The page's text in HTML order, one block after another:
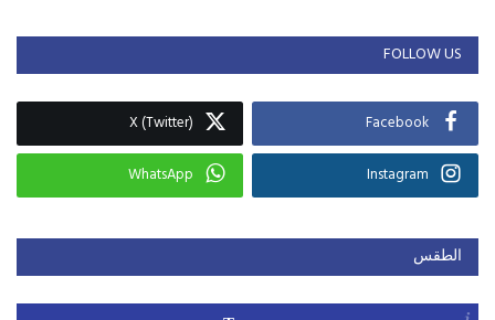
FOLLOW US
Facebook
X (Twitter)
Instagram
WhatsApp
الطقس